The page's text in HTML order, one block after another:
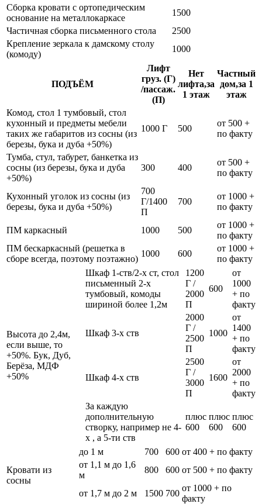
Сборка кровати с ортопедическим
основание на металлокаркасе
1500
Частичная сборка письменного стола
2500
Крепление зеркала к дамскому столу
(комоду)
1000
ПОДЪЁМ
Лифт
груз. (Г)
/пассаж.
(П)
Нет
лифта,за
1 этаж
Частный
дом,за 1
этаж
Комод, стол 1 тумбовый, стол
кухонный и предметы мебели
таких же габаритов из сосны (из
березы, бука и дуба +50%)
1000 Г 500
от 500 +
по факту
Тумба, стул, табурет, банкетка из
сосны (из березы, бука и дуба
+50%)
300 400
от 500 +
по факту
Кухонный уголок из сосны (из
березы, бука и дуба +50%)
700
Г/1400
П
700
от 1000 +
по факту
ПМ каркасный 1000 500
от 1000 +
по факту
ПМ бескаркасный (решетка в
сборе всегда, поэтому поэтажно)
1000 600
от 1000 +
по факту
Высота до 2,4м,
если выше, то
+50%. Бук, Дуб,
Берёза, МДФ
+50%
Шкаф 1-ств/2-х ст, стол
письменный 2-х
тумбовый, комоды
шириной более 1,2м
1200
Г /
2000
П
600
от
1000
+ по
факту
Шкаф 3-х ств
2000
Г /
2500
П
1000
от
1400
+ по
факту
Шкаф 4-х ств
2500
Г /
3000
П
1600
от
2000
+ по
факту
За каждую
дополнительную
створку, например не 4-
х , а 5-ти ств
плюс
600
плюс
600
плюс
600
Кровати из
сосны
до 1 м 700 600 от 400 + по факту
от 1,1 м до 1,6
м
800 600 от 500 + по факту
от 1,7 м до 2 м 1500 700
от 1000 + по
факту